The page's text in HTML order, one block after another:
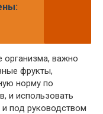
организма, важно
фрукты,
норму по
и использовать
под руководством